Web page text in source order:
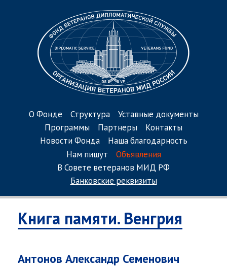
О Фонде Структура
Уставные документы
Программы
Партнеры
Контакты
Новости Фонда
Наша благодарность
Нам пишут
Объявления
В Совете ветеранов МИД РФ
Банковские реквизиты
Книга памяти. Венгрия
Антонов Александр Семенович